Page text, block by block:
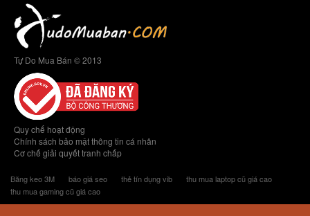
Tự Do Mua Bán © 2013
Quy chế hoạt động
Chính sách bảo mật thông tin cá nhân
Cơ chế giải quyết tranh chấp
Băng keo 3M báo giá seo thẻ tín dụng vib
thu mua laptop cũ giá cao
thu mua gaming cũ giá cao